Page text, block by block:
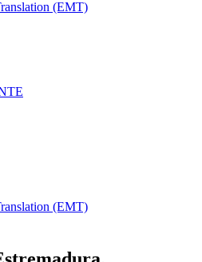
(EMT)
(EMT)